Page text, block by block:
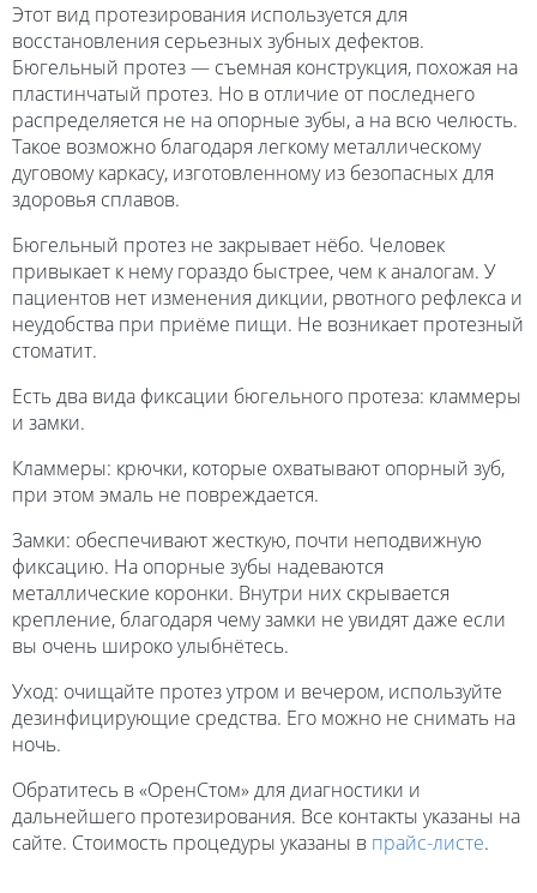
Этот вид протезирования используется для
восстановления серьезных зубных дефектов.
Бюгельный протез — съемная конструкция, похожая на
пластинчатый протез. Но в отличие от последнего
распределяется не на опорные зубы, а на всю челюсть.
Такое возможно благодаря легкому металлическому
дуговому каркасу, изготовленному из безопасных для
здоровья сплавов.
Бюгельный протез не закрывает нёбо. Человек
привыкает к нему гораздо быстрее, чем к аналогам. У
пациентов нет изменения дикции, рвотного рефлекса и
неудобства при приёме пищи. Не возникает протезный
стоматит.
Есть два вида фиксации бюгельного протеза: кламмеры
и замки.
Кламмеры: крючки, которые охватывают опорный зуб,
при этом эмаль не повреждается.
Замки: обеспечивают жесткую, почти неподвижную
фиксацию. На опорные зубы надеваются
металлические коронки. Внутри них скрывается
крепление, благодаря чему замки не увидят даже если
вы очень широко улыбнётесь.
Уход: очищайте протез утром и вечером, используйте
дезинфицирующие средства. Его можно не снимать на
ночь.
Обратитесь в «ОренСтом» для диагностики и
дальнейшего протезирования. Все контакты указаны на
сайте. Стоимость процедуры указаны в прайс-листе.